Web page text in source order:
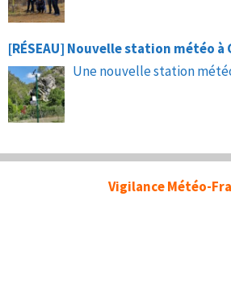
[RÉSEAU] Nouvelle station météo à
Une nouvelle station
Vigilance Météo-